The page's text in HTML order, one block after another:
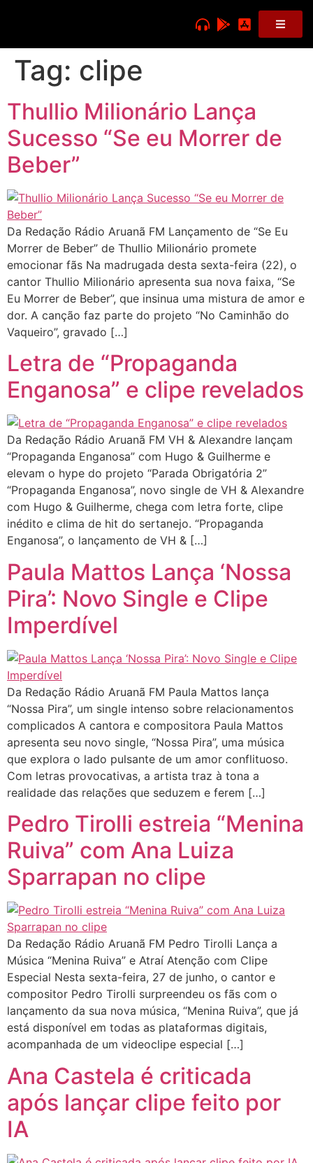
Tag: clipe
Thullio Milionário Lança
Sucesso “Se eu Morrer de
Beber”
Da Redação Rádio Aruanã FM Lançamento de “Se Eu
Morrer de Beber” de Thullio Milionário promete
emocionar fãs Na madrugada desta sexta-feira (22), o
cantor Thullio Milionário apresenta sua nova faixa, “Se
Eu Morrer de Beber”, que insinua uma mistura de amor e
dor. A canção faz parte do projeto “No Caminhão do
Vaqueiro”, gravado […]
Letra de “Propaganda
Enganosa” e clipe revelados
Da Redação Rádio Aruanã FM VH & Alexandre lançam
“Propaganda Enganosa” com Hugo & Guilherme e
elevam o hype do projeto “Parada Obrigatória 2”
“Propaganda Enganosa”, novo single de VH & Alexandre
com Hugo & Guilherme, chega com letra forte, clipe
inédito e clima de hit do sertanejo. “Propaganda
Enganosa”, o lançamento de VH & […]
Paula Mattos Lança ‘Nossa
Pira’: Novo Single e Clipe
Imperdível
Da Redação Rádio Aruanã FM Paula Mattos lança
“Nossa Pira”, um single intenso sobre relacionamentos
complicados A cantora e compositora Paula Mattos
apresenta seu novo single, “Nossa Pira”, uma música
que explora o lado pulsante de um amor conflituoso.
Com letras provocativas, a artista traz à tona a
realidade das relações que seduzem e ferem […]
Pedro Tirolli estreia “Menina
Ruiva” com Ana Luiza
Sparrapan no clipe
Da Redação Rádio Aruanã FM Pedro Tirolli Lança a
Música “Menina Ruiva” e Atraí Atenção com Clipe
Especial Nesta sexta-feira, 27 de junho, o cantor e
compositor Pedro Tirolli surpreendeu os fãs com o
lançamento da sua nova música, “Menina Ruiva”, que já
está disponível em todas as plataformas digitais,
acompanhada de um videoclipe especial […]
Ana Castela é criticada
após lançar clipe feito por
IA